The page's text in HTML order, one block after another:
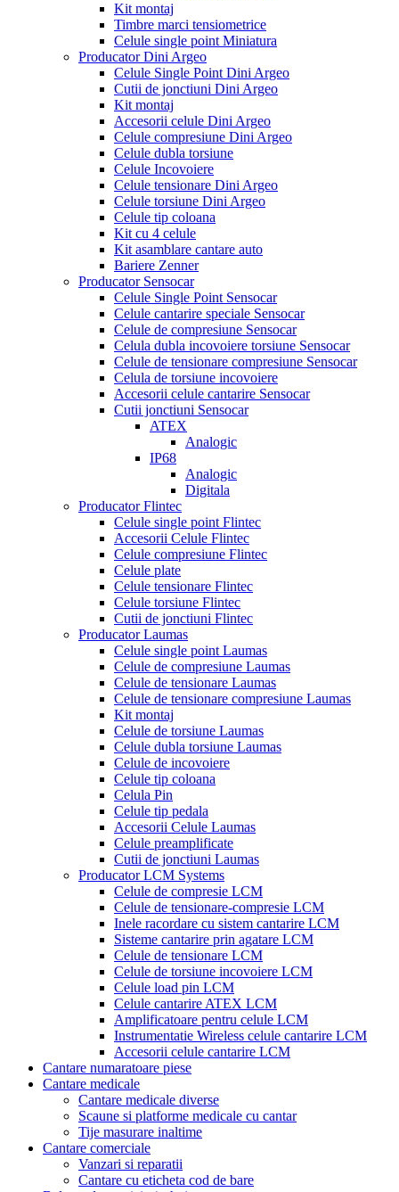
Kit montaj
Timbre marci tensiometrice
Celule single point Miniatura
Producator Dini Argeo
Celule Single Point Dini Argeo
Cutii de jonctiuni Dini Argeo
Kit montaj
Accesorii celule Dini Argeo
Celule compresiune Dini Argeo
Celule dubla torsiune
Celule Incovoiere
Celule tensionare Dini Argeo
Celule torsiune Dini Argeo
Celule tip coloana
Kit cu 4 celule
Kit asamblare cantare auto
Bariere Zenner
Producator Sensocar
Celule Single Point Sensocar
Celule cantarire speciale Sensocar
Celule de compresiune Sensocar
Celula dubla incovoiere torsiune Sensocar
Celule de tensionare compresiune Sensocar
Celula de torsiune incovoiere
Accesorii celule cantarire Sensocar
Cutii jonctiuni Sensocar
ATEX
Analogic
IP68
Analogic
Digitala
Producator Flintec
Celule single point Flintec
Accesorii Celule Flintec
Celule compresiune Flintec
Celule plate
Celule tensionare Flintec
Celule torsiune Flintec
Cutii de jonctiuni Flintec
Producator Laumas
Celule single point Laumas
Celule de compresiune Laumas
Celule de tensionare Laumas
Celule de tensionare compresiune Laumas
Kit montaj
Celule de torsiune Laumas
Celule dubla torsiune Laumas
Celule de incovoiere
Celule tip coloana
Celula Pin
Celule tip pedala
Accesorii Celule Laumas
Celule preamplificate
Cutii de jonctiuni Laumas
Producator LCM Systems
Celule de compresie LCM
Celule de tensionare-compresie LCM
Inele racordare cu sistem cantarire LCM
Sisteme cantarire prin agatare LCM
Celule de tensionare LCM
Celule de torsiune incovoiere LCM
Celule load pin LCM
Celule cantarire ATEX LCM
Amplificatoare pentru celule LCM
Instrumentatie Wireless celule cantarire LCM
Accesorii celule cantarire LCM
Cantare numaratoare piese
Cantare medicale
Cantare medicale diverse
Scaune si platforme medicale cu cantar
Tije masurare inaltime
Cantare comerciale
Vanzari si reparatii
Cantare cu eticheta cod de bare